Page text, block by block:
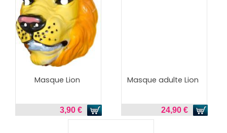
Masque Lion
3,90 €
Masque adulte Lion
24,90 €